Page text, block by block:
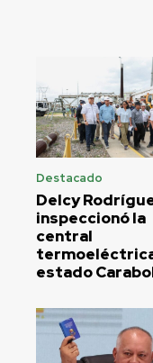
Destacado
Delcy
inspeccionó la
central
estado